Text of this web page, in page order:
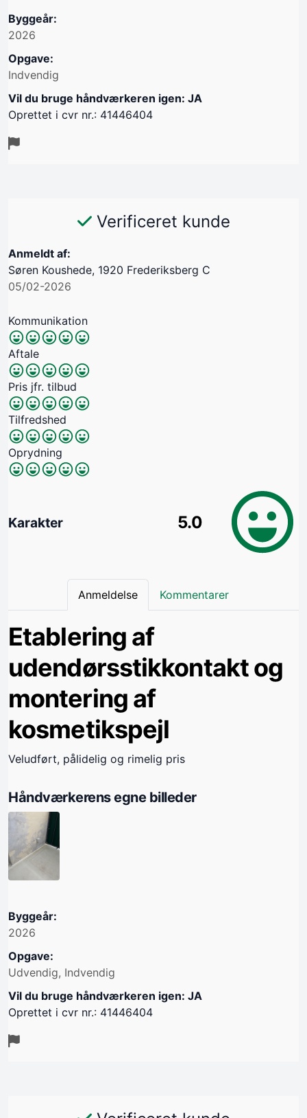
Byggeår:
2026
Opgave:
Indvendig
Vil du bruge håndværkeren igen: JA
Oprettet i cvr nr.: 41446404
Verificeret kunde
Anmeldt af:
Søren Koushede, 1920 Frederiksberg C
05/02-2026
Kommunikation
Aftale
Pris jfr. tilbud
Tilfredshed
Oprydning
Karakter 5.0
Anmeldelse Kommentarer
Etablering af
udendørsstikkontakt og
montering af
kosmetikspejl
Veludført, pålidelig og rimelig pris
Håndværkerens egne billeder
Byggeår:
2026
Opgave:
Udvendig, Indvendig
Vil du bruge håndværkeren igen: JA
Oprettet i cvr nr.: 41446404